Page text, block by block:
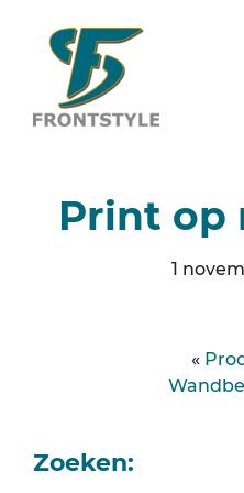
naar
de
hoofd
inhoud
Print op
1
«
Zoeken: